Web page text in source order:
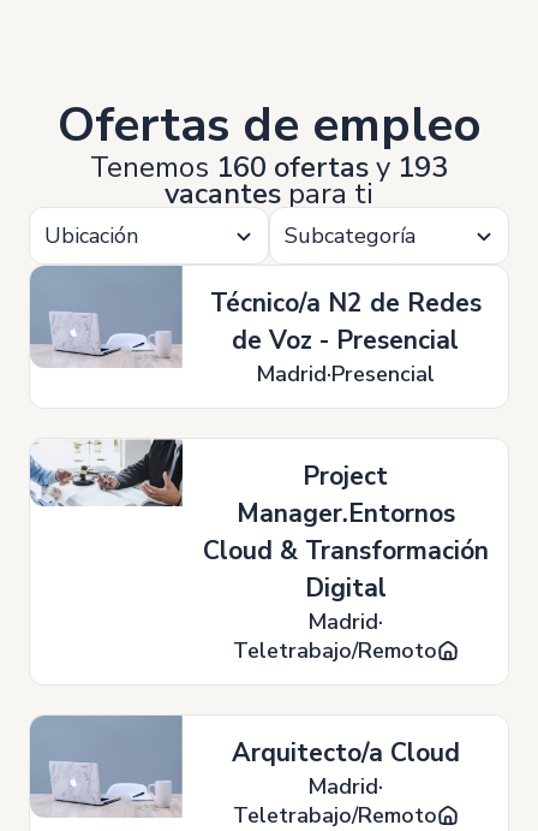
Ofertas de empleo
Tenemos 160 ofertasy 193
vacantes para ti
Ubicación Subcategoría
Técnico/a N2 de Redes
de Voz - Presencial
Madrid Presencial
Project
Manager.Entornos
Cloud & Transformación
Digital
Madrid
Teletrabajo/Remoto
Arquitecto/a Cloud
Madrid
Teletrabajo/Remoto